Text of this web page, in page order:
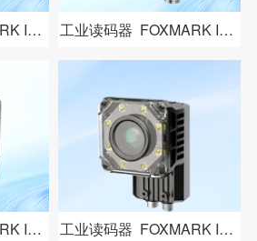
工业读码器 FOXMARK ID506 工业读码器 FOXMARK ID507
工业读码器 FOXMARK ID508 工业读码器 FOXMARK ID608